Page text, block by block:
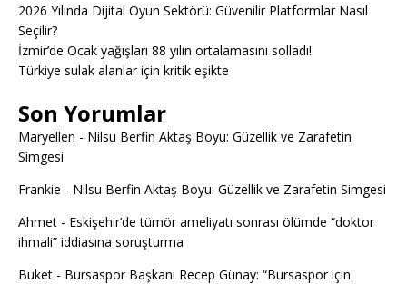
2026 Yılında Dijital Oyun Sektörü: Güvenilir Platformlar Nasıl
Seçilir?
İzmir’de Ocak yağışları 88 yılın ortalamasını solladı!
Türkiye sulak alanlar için kritik eşikte
Son Yorumlar
Maryellen - Nilsu Berfin Aktaş Boyu: Güzellik ve Zarafetin
Simgesi
Frankie - Nilsu Berfin Aktaş Boyu: Güzellik ve Zarafetin Simgesi
Ahmet - Eskişehir’de tümör ameliyatı sonrası ölümde “doktor
ihmali” iddiasına soruşturma
Buket - Bursaspor Başkanı Recep Günay: “Bursaspor için